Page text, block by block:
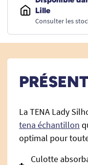
Lille
Consulter les
La TENA Lady
tena échantillon
optimal pour
Culotte